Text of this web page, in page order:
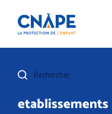
Rechercher